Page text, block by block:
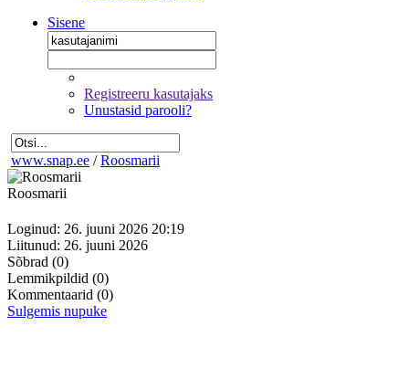
Sisene
Registreeru kasutajaks
Unustasid parooli?
www.snap.ee / Roosmarii
Roosmarii
Loginud: 26. juuni 2026 20:19
Liitunud: 26. juuni 2026
Sõbrad (0)
Lemmikpildid (0)
Kommentaarid (0)
Sulgemis nupuke